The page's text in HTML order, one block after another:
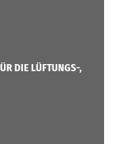
DIE LÜFTUNGS-,